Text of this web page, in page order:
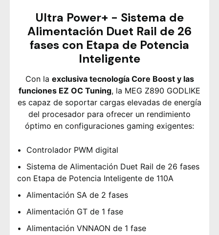
Ultra Power+ - Sistema de
Alimentación Duet Rail de 26
fases con Etapa de Potencia
Inteligente
Con la exclusiva tecnología Core Boost y las
funciones EZ OC Tuning, la MEG Z890 GODLIKE
es capaz de soportar cargas elevadas de energía
del procesador para ofrecer un rendimiento
óptimo en configuraciones gaming exigentes:
Controlador PWM digital
Sistema de Alimentación Duet Rail de 26 fases
con Etapa de Potencia Inteligente de 110A
Alimentación SA de 2 fases
Alimentación GT de 1 fase
Alimentación VNNAON de 1 fase